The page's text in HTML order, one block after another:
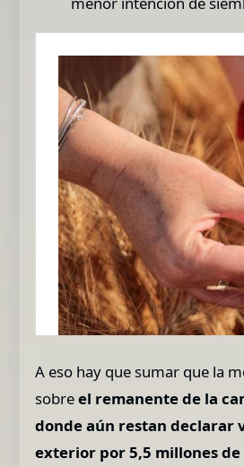
A eso hay que sumar que la
sobreel remanente de la
donde aún restan declarar
exterior por 5,5 millones